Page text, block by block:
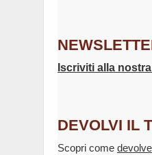
Iscriviti alla
DEVOLVI IL
Scopri come